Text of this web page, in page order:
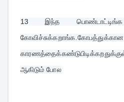
13 இந்த
கோவிச்சுக்கறாங்க.கோபத்துக்கான
ஆகிடும் போல